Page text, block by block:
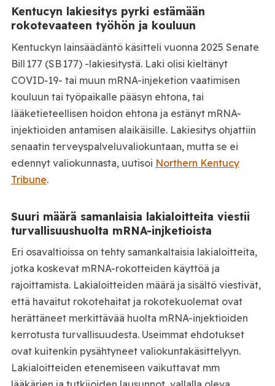
Kentucyn lakiesitys pyrki estämään
rokotevaateen työhön ja kouluun
Kentuckyn lainsäädäntö käsitteli vuonna 2025 Senate
Bill 177 (SB 177) -lakiesitystä. Laki olisi kieltänyt
COVID‑19- tai muun mRNA-injeketion vaatimisen
kouluun tai työpaikalle pääsyn ehtona, tai
lääketieteellisen hoidon ehtona ja estänyt mRNA-
injektioiden antamisen alaikäisille. Lakiesitys ohjattiin
senaatin terveyspalveluvaliokuntaan, mutta se ei
edennyt valiokunnasta, uutisoi Northern Kentucy
Tribune.
Suuri määrä samanlaisia lakialoitteita viestii
turvallisuushuolta mRNA-injketioista
Eri osavaltioissa on tehty samankaltaisia lakialoitteita,
jotka koskevat mRNA-rokotteiden käyttöä ja
rajoittamista. Lakialoitteiden määrä ja sisältö viestivät,
että havaitut rokotehaitat ja rokotekuolemat ovat
herättäneet merkittävää huolta mRNA-injektioiden
kerrotusta turvallisuudesta. Useimmat ehdotukset
ovat kuitenkin pysähtyneet valiokuntakäsittelyyn.
Lakialoitteiden etenemiseen vaikuttavat mm